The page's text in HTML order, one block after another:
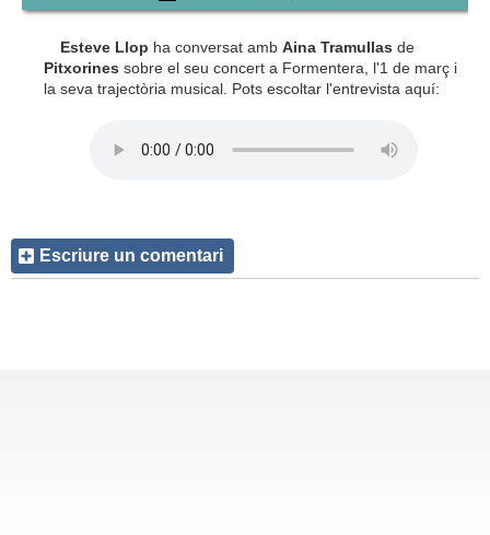
Esteve Llop ha conversat amb Aina Tramullas de
Pitxorines sobre el seu concert a Formentera, l'1 de març i
la seva trajectòria musical. Pots escoltar l'entrevista aquí:
Escriure un comentari